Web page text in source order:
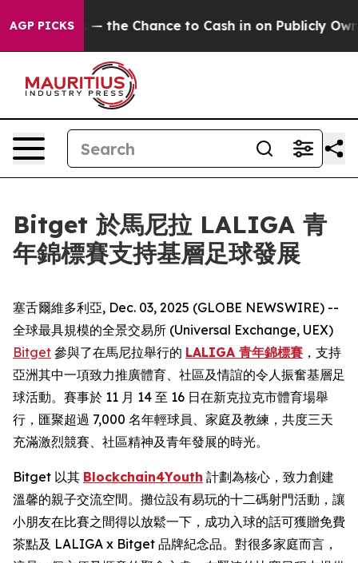
AGP PICKS— the Chance to Cash in on Publicly Owned
Bitget 於馬尼拉 LALIGA 青
年錦標賽支持基層足球發展
塞舌爾維多利亞, Dec. 03, 2025 (GLOBE NEWSWIRE) --
全球最具規模的全景交易所 (Universal Exchange, UEX)
Bitget 參與了在馬尼拉舉行的 LALIGA 青年錦標賽 ，支持
亞洲其中一項致力推廣體育、社區及情誼的令人振奮基層足
球活動。賽事於 11 月 14 至 16 日在新克拉克市體育場舉
行，匯聚超過 7,000 名年輕球員、家庭及教練，共度三天
充滿激烈競賽、社區精神及青年發展的時光。
Bitget 以其 Blockchain4Youth 計劃為核心，致力創建
溫馨的親子交流空間。攤位設有易玩的十二碼射門活動，讓
小朋友在比賽之間得以放鬆一下，成功入球的話可獲贈免費
茶點及 LALIGA x Bitget 品牌紀念品。對很多家庭而言，